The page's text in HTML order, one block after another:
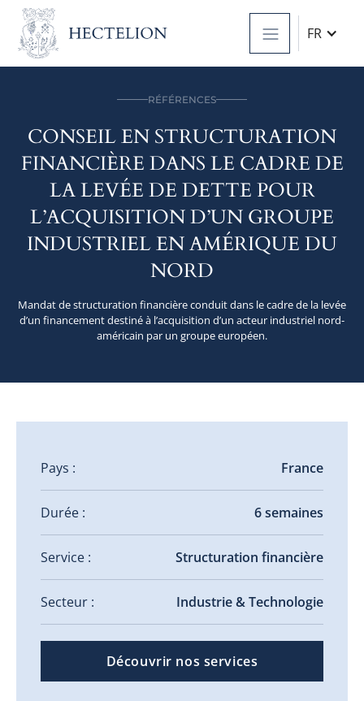
FR
RÉFÉRENCES
CONSEIL EN STRUCTURATION
FINANCIÈRE DANS LE CADRE DE
LA LEVÉE DE DETTE POUR
L’ACQUISITION D’UN GROUPE
INDUSTRIEL EN AMÉRIQUE DU
NORD
Mandat de structuration financière conduit dans le cadre de la levée
d’un financement destiné à l’acquisition d’un acteur industriel nord-
américain par un groupe européen.
Pays : France
Durée : 6 semaines
Service : Structuration financière
Secteur : Industrie & Technologie
Découvrir nos services